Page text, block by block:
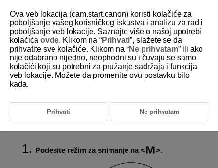
D185-049
M: Manuelna ekspozicija
Korekcija ekspozicije pri snimanju sa automatskom ISO brzinom
U ovom režimu možete ručno podesiti brzinu zatvarača i vrednost
blende po želji. Da biste podesili ekspoziciju, koristite indikator nivoa
ekspozicije ili koristite komercijalno dostupni merač ekspozicije.
Podesite režim za snimanje na .
Ova veb lokacija (cam.start.canon) koristi kolačiće za
poboljšanje vašeg korisničkog iskustva i analizu za rad i
poboljšanje veb lokacije. Saznajte više o našoj upotrebi
kolačića ovde. Klikom na “Prihvati”, slažete se da
prihvatite sve kolačiće. Klikom na “Ne prihvatam” ili ako
nije odabrano nijedno, neophodni su i čuvaju se samo
kolačići koji su potrebni za pružanje sadržaja i funkcija
veb lokacije. Možete da promenite ovu postavku bilo
kada.
Prihvati Ne prihvatam